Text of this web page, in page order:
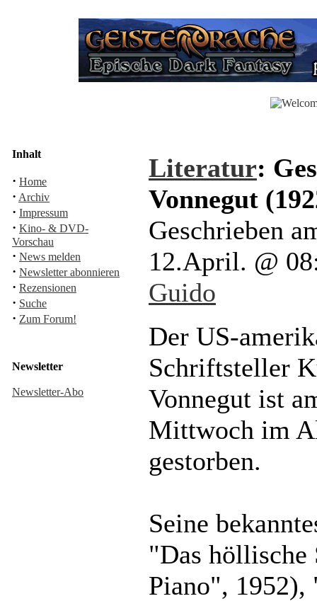
Inhalt
· Home
· Archiv
· Impressum
· Kino- & DVD-
Vorschau
· News melden
· Newsletter abonnieren
· Rezensionen
· Suche
· Zum Forum!
Newsletter
Newsletter-Abo
Literatur:
Vonnegut
Geschrieben
12.April. @
Guido
Der US-
Schriftsteller
Vonnegut ist
Mittwoch im
gestorben.
Seine
"Das höllische
Piano", 1952),